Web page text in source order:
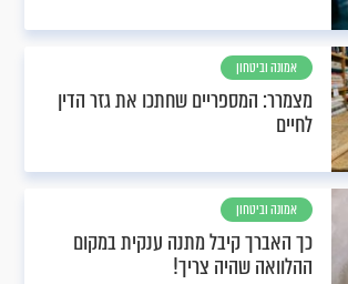
אמונה וביטחון
מצמרר: המספריים שחתכו את גזר הדין
לחיים
אמונה וביטחון
כך האברך קיבל מתנה ענקית במקום
ההלוואה שהיה צריך!